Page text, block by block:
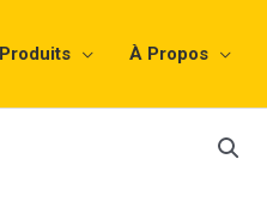
Produits À Propos